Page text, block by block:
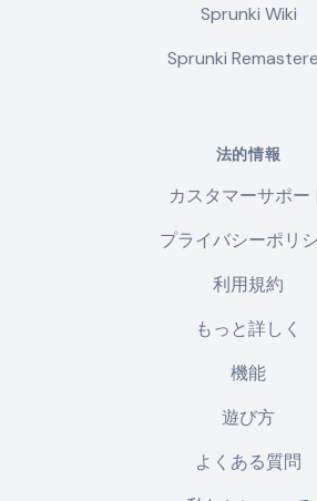
Sprunki Wiki
Sprunki
法的情報
カスタマーサポー
プライバシーポリ
利用規約
もっと詳しく
機能
遊び方
よくある質問